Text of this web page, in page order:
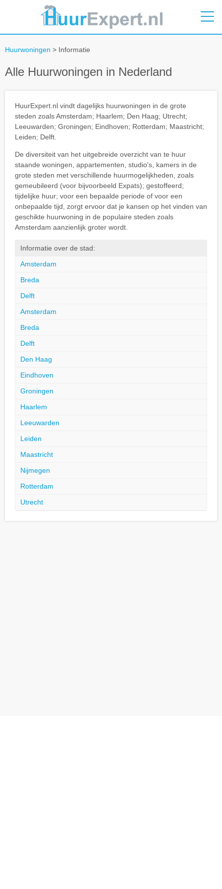
Huurwoningen > Informatie
Alle Huurwoningen in Nederland
HuurExpert.nl vindt dagelijks huurwoningen in de grote
steden zoals Amsterdam; Haarlem; Den Haag; Utrecht;
Leeuwarden; Groningen; Eindhoven; Rotterdam; Maastricht;
Leiden; Delft.
De diversiteit van het uitgebreide overzicht van te huur
staande woningen, appartementen, studio's, kamers in de
grote steden met verschillende huurmogelijkheden, zoals
gemeubileerd (voor bijvoorbeeld Expats); gestoffeerd;
tijdelijke huur; voor een bepaalde periode of voor een
onbepaalde tijd, zorgt ervoor dat je kansen op het vinden van
geschikte huurwoning in de populaire steden zoals
Amsterdam aanzienlijk groter wordt.
Informatie over de stad:
Amsterdam
Breda
Delft
Amsterdam
Breda
Delft
Den Haag
Eindhoven
Groningen
Haarlem
Leeuwarden
Leiden
Maastricht
Nijmegen
Rotterdam
Utrecht